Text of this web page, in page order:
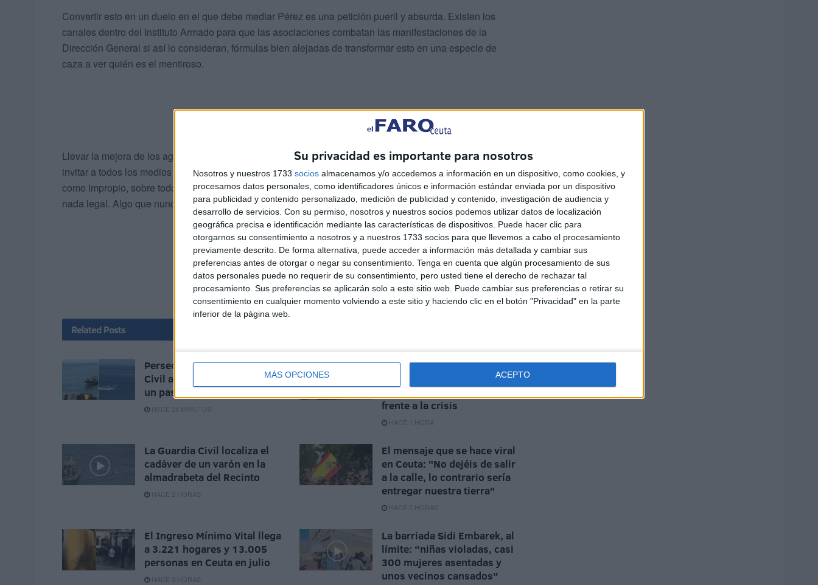
Su privacidad es importante para nosotros
Nosotros y nuestros 1733 socios almacenamos y/o accedemos a información en un dispositivo, como cookies, y
procesamos datos personales, como identificadores únicos e información estándar enviada por un dispositivo
para publicidad y contenido personalizado, medición de publicidad y contenido, investigación de audiencia y
desarrollo de servicios. Con su permiso, nosotros y nuestros socios podemos utilizar datos de localización
geográfica precisa e identificación mediante las características de dispositivos. Puede hacer clic para
otorgarnos su consentimiento a nosotros y a nuestros 1733 socios para que llevemos a cabo el procesamiento
previamente descrito. De forma alternativa, puede acceder a información más detallada y cambiar sus
preferencias antes de otorgar o negar su consentimiento. Tenga en cuenta que algún procesamiento de sus
datos personales puede no requerir de su consentimiento, pero usted tiene el derecho de rechazar tal
procesamiento. Sus preferencias se aplicarán solo a este sitio web. Puede cambiar sus preferencias o retirar su
consentimiento en cualquier momento volviendo a este sitio y haciendo clic en el botón "Privacidad" en la parte
inferior de la página web.
MÁS OPCIONES ACEPTO
Convertir esto en un duelo en el que debe mediar Pérez es una petición pueril y absurda. Existen los
canales dentro del Instituto Armado para que las asociaciones combatan las manifestaciones de la
Dirección General si así lo consideran, fórmulas bien alejadas de transformar esto en una especie de
caza a ver quién es el mentiroso.
Llevar la mejora de los agentes -sean de la unidad que sean- a un escenario circense en el que solo falta
invitar a todos los medios de comunicación a subirse a las embarcaciones para pilotarlas es tan extremo
como impropio, sobre todo cuando hay quienes están queriendo saber más de lo que deben para un fin
nada legal. Algo que nunca debe dejarse de lado.
Related Posts
Persecución de la Guardia
Civil a una moto de agua en
un pase de inmigrantes
HACE 28 MINUTOS
La Cámara de Comercio de
Atención al Empresario
frente a la crisis
HACE 1 HORA
La Guardia Civil localiza el
cadáver de un varón en la
almadrabeta del Recinto
HACE 2 HORAS
El mensaje que se hace viral
en Ceuta: "No dejéis de salir
a la calle, lo contrario sería
entregar nuestra tierra"
HACE 2 HORAS
El Ingreso Mínimo Vital llega
a 3.221 hogares y 13.005
personas en Ceuta en julio
HACE 3 HORAS
La barriada Sidi Embarek, al
límite: “niñas violadas, casi
300 mujeres asentadas y
unos vecinos cansados”